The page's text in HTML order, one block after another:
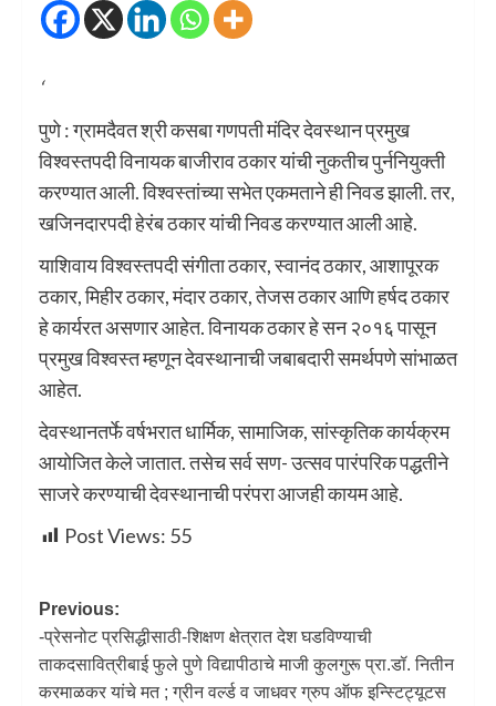
‘
पुणे : ग्रामदैवत श्री कसबा गणपती मंदिर देवस्थान प्रमुख
विश्वस्तपदी विनायक बाजीराव ठकार यांची नुकतीच पुर्ननियुक्ती
करण्यात आली. विश्वस्तांच्या सभेत एकमताने ही निवड झाली. तर,
खजिनदारपदी हेरंब ठकार यांची निवड करण्यात आली आहे.
याशिवाय विश्वस्तपदी संगीता ठकार, स्वानंद ठकार, आशापूरक
ठकार, मिहीर ठकार, मंदार ठकार, तेजस ठकार आणि हर्षद ठकार
हे कार्यरत असणार आहेत. विनायक ठकार हे सन २०१६ पासून
प्रमुख विश्वस्त म्हणून देवस्थानाची जबाबदारी समर्थपणे सांभाळत
आहेत.
देवस्थानतर्फे वर्षभरात धार्मिक, सामाजिक, सांस्कृतिक कार्यक्रम
आयोजित केले जातात. तसेच सर्व सण- उत्सव पारंपरिक पद्धतीने
साजरे करण्याची देवस्थानाची परंपरा आजही कायम आहे.
Post Views: 55
Previous:
-प्रेसनोट प्रसिद्धीसाठी-शिक्षण क्षेत्रात देश घडविण्याची
ताकदसावित्रीबाई फुले पुणे विद्यापीठाचे माजी कुलगुरू प्रा.डॉ. नितीन
करमाळकर यांचे मत ; ग्रीन वर्ल्ड व जाधवर ग्रुप ऑफ इन्स्टिट्यूटस